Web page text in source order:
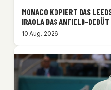
MONACO KOPIERT DAS
IRAOLA DAS ANFIELD-DEBÜT
10 Aug. 2026